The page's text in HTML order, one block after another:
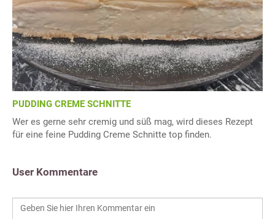
PUDDING CREME SCHNITTE
Wer es gerne sehr cremig und süß mag, wird dieses Rezept
für eine feine Pudding Creme Schnitte top finden.
User Kommentare